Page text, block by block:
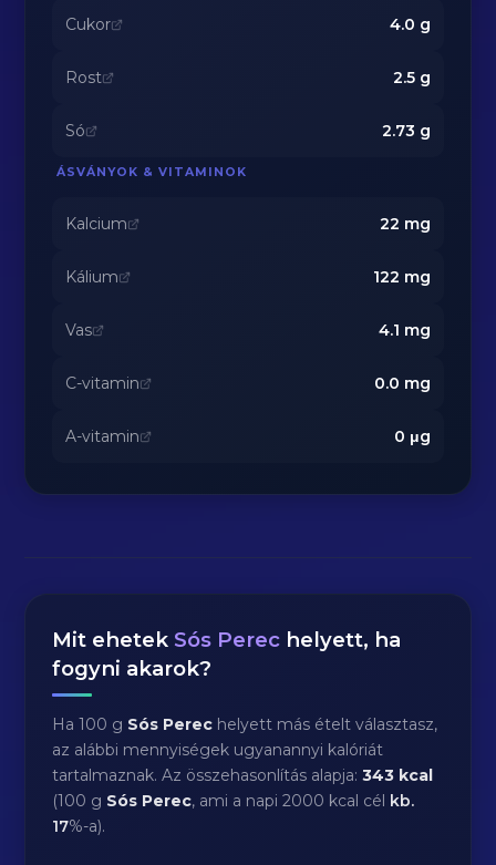
Cukor 4.0 g
Rost 2.5g
Só 2.73 g
ÁSVÁNYOK & VITAMINOK
Kalcium 22 mg
Kálium 122 mg
Vas 4.1 mg
C-vitamin 0.0 mg
A-vitamin 0 μg
Mit ehetek Sós Perec helyett, ha
fogyni akarok?
Ha 100 g Sós Perec helyett más ételt választasz,
az alábbi mennyiségek ugyanannyi kalóriát
tartalmaznak. Az összehasonlítás alapja:343 kcal
(100 g Sós Perec, ami a napi 2000 kcal cél kb.
17%-a).